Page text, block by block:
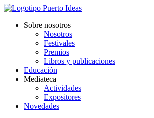
Sobre nosotros
Nosotros
Festivales
Premios
Libros y publicaciones
Educación
Mediateca
Actividades
Expositores
Novedades